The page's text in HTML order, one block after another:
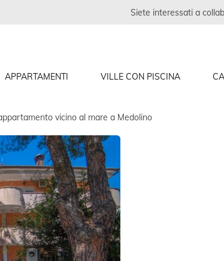
Siete interessati a
APPARTAMENTI VILLE CON PISCINA
vicino al mare a Medolino